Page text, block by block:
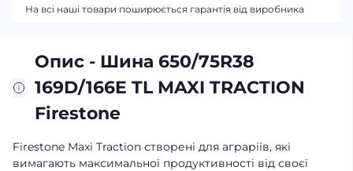
Опис - Шина 650/75R38
169D/166E TL MAXI TRACTION
Firestone
Firestone Maxi Traction створені для аграріїв, які
вимагають максимальної продуктивності від своєї
На всі наші товари поширюється гарантія від виробника